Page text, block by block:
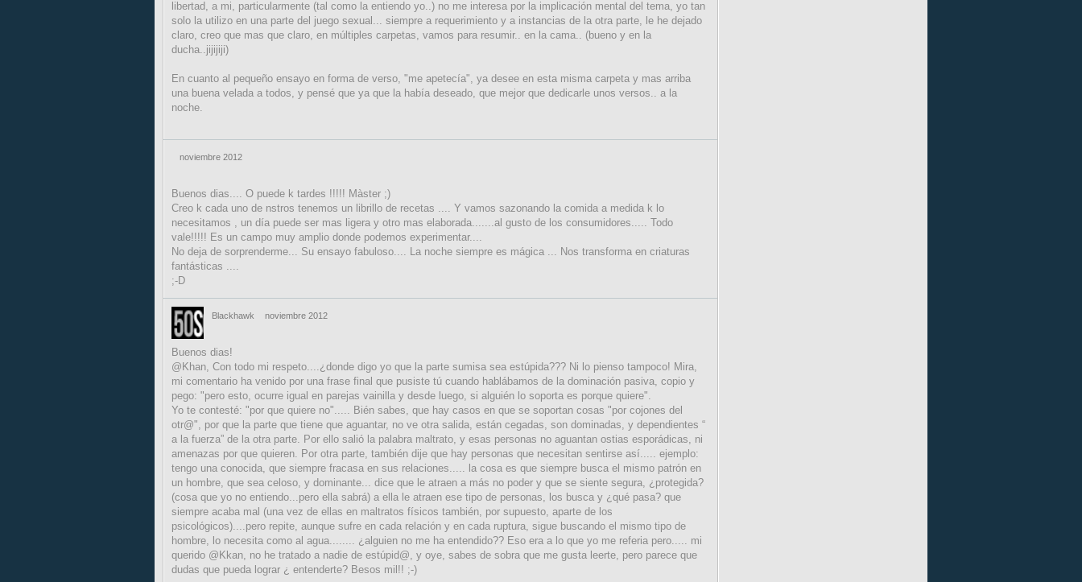
libertad, a mi, particularmente (tal como la entiendo yo..) no me interesa por la implicación mental del tema, yo tan
solo la utilizo en una parte del juego sexual... siempre a requerimiento y a instancias de la otra parte, le he dejado
claro, creo que mas que claro, en múltiples carpetas, vamos para resumir.. en la cama.. (bueno y en la
ducha..jijijiji)
En cuanto al pequeño ensayo en forma de verso, "me apetecía", ya desee en esta misma carpeta y mas arriba
una buena velada a todos, y pensé que ya que la había deseado, que mejor que dedicarle unos versos.. a la
noche.
noviembre 2012
Buenos dias.... O puede k tardes !!!!! Màster ;)
Creo k cada uno de nstros tenemos un librillo de recetas .... Y vamos sazonando la comida a medida k lo
necesitamos , un día puede ser mas ligera y otro mas elaborada.......al gusto de los consumidores..... Todo
vale!!!!! Es un campo muy amplio donde podemos experimentar....
No deja de sorprenderme... Su ensayo fabuloso.... La noche siempre es mágica ... Nos transforma en criaturas
fantásticas ....
;-D
Blackhawk noviembre 2012
Buenos dias!
@Khan, Con todo mi respeto....¿donde digo yo que la parte sumisa sea estúpida??? Ni lo pienso tampoco! Mira,
mi comentario ha venido por una frase final que pusiste tú cuando hablábamos de la dominación pasiva, copio y
pego: "pero esto, ocurre igual en parejas vainilla y desde luego, si alguién lo soporta es porque quiere".
Yo te contesté: "por que quiere no"..... Bién sabes, que hay casos en que se soportan cosas "por cojones del
otr@", por que la parte que tiene que aguantar, no ve otra salida, están cegadas, son dominadas, y dependientes “
a la fuerza” de la otra parte. Por ello salió la palabra maltrato, y esas personas no aguantan ostias esporádicas, ni
amenazas por que quieren. Por otra parte, también dije que hay personas que necesitan sentirse así..... ejemplo:
tengo una conocida, que siempre fracasa en sus relaciones..... la cosa es que siempre busca el mismo patrón en
un hombre, que sea celoso, y dominante... dice que le atraen a más no poder y que se siente segura, ¿protegida?
(cosa que yo no entiendo...pero ella sabrá) a ella le atraen ese tipo de personas, los busca y ¿qué pasa? que
siempre acaba mal (una vez de ellas en maltratos físicos también, por supuesto, aparte de los
psicológicos)....pero repite, aunque sufre en cada relación y en cada ruptura, sigue buscando el mismo tipo de
hombre, lo necesita como al agua........ ¿alguien no me ha entendido?? Eso era a lo que yo me referia pero..... mi
querido @Kkan, no he tratado a nadie de estúpid@, y oye, sabes de sobra que me gusta leerte, pero parece que
dudas que pueda lograr ¿ entenderte? Besos mil!! ;-)